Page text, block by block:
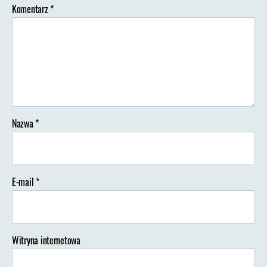
Komentarz*
Nazwa*
E-mail*
Witryna internetowa